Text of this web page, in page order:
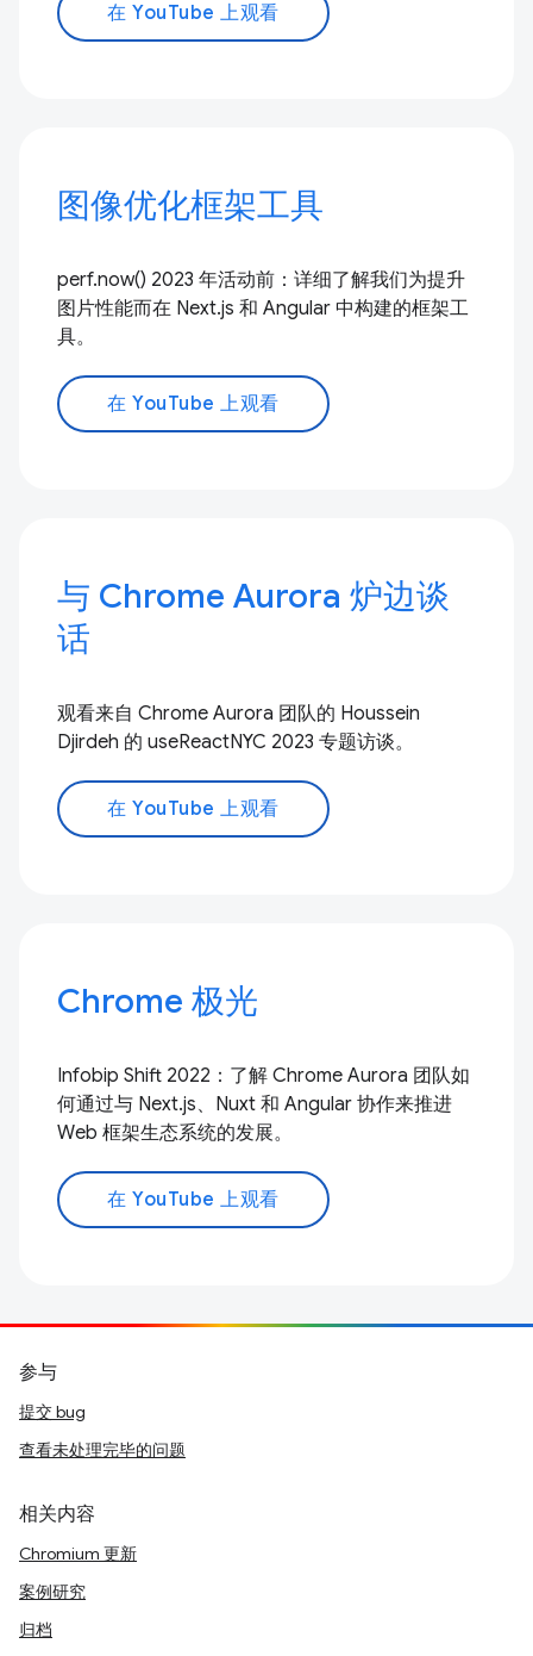
在 YouTube 上观看
图像优化框架工具
perf.now() 2023 年活动前：详细了解我们为提升
图片性能而在 Next.js 和 Angular 中构建的框架工
具。
在 YouTube 上观看
与 Chrome Aurora 炉边谈
话
观看来自 Chrome Aurora 团队的 Houssein
Djirdeh 的 useReactNYC 2023 专题访谈。
在 YouTube 上观看
Chrome 极光
Infobip Shift 2022：了解 Chrome Aurora 团队如
何通过与 Next.js、Nuxt 和 Angular 协作来推进
Web 框架生态系统的发展。
在 YouTube 上观看
参与
提交 bug
查看未处理完毕的问题
相关内容
Chromium 更新
案例研究
归档